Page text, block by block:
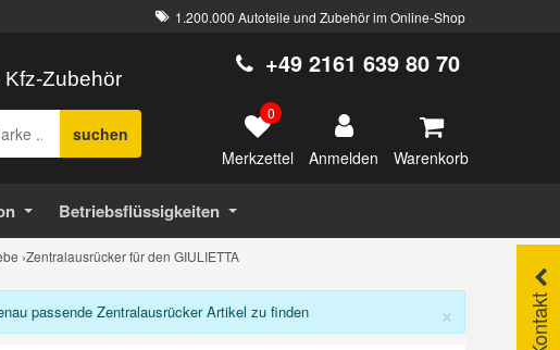
1.200.000 Autoteile und Zubehör im Online-Shop
Kfz-Zubehör
suchen
+49 2161 639 80 70
0
Merkzettel Anmelden Warenkorb
Betriebsflüssigkeiten
›Zentralausrücker für den GIULIETTA
Kontakt
×
passende Zentralausrücker Artikel zu finden